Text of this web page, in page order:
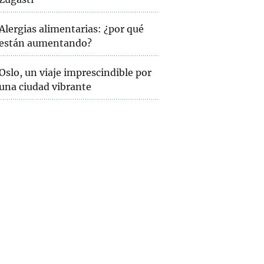
alimentarias: ¿por qué
aumentando?
un viaje imprescindible por
ciudad vibrante